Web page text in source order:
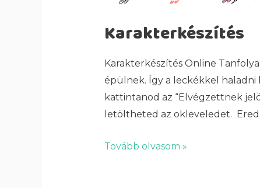
Karakterkészítés
Karakterkészítés Online
épülnek. Így a leckékkel haladni
kattintanod az “Elvégzettnek
letöltheted az okleveledet.
Tovább olvasom »